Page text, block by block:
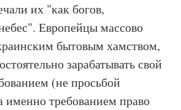
их "как богов,
Европейцы массово
бытовым хамством,
зарабатывать свой
(не просьбой
требованием право